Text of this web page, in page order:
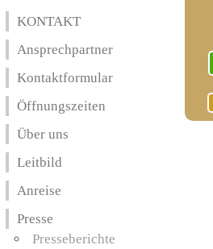
KONTAKT
Ansprechpartner
Kontaktformular
Öffnungszeiten
Über uns
Leitbild
Anreise
Presse
Presseberichte